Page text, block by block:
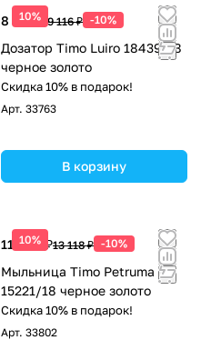
10%
8 204 ₽ 9 116 ₽ -10%
Дозатор Timo Luiro 18439/18
черное золото
Скидка 10% в подарок!
Арт. 33763
В корзину
10%
11 806 ₽13 118 ₽ -10%
Мыльница Timo Petruma
15221/18 черное золото
Скидка 10% в подарок!
Арт. 33802